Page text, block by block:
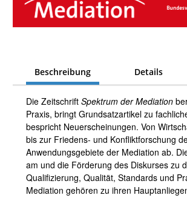
Beschreibung Details
Die Zeitschrift Spektrum der Mediation
Praxis, bringt Grundsatzartikel zu
bespricht Neuerscheinungen. Von
bis zur Friedens- und Konfliktforschung
Anwendungsgebiete der Mediation ab.
am und die Förderung des Diskurses zu
Qualifizierung, Qualität, Standards und
Mediation gehören zu ihren